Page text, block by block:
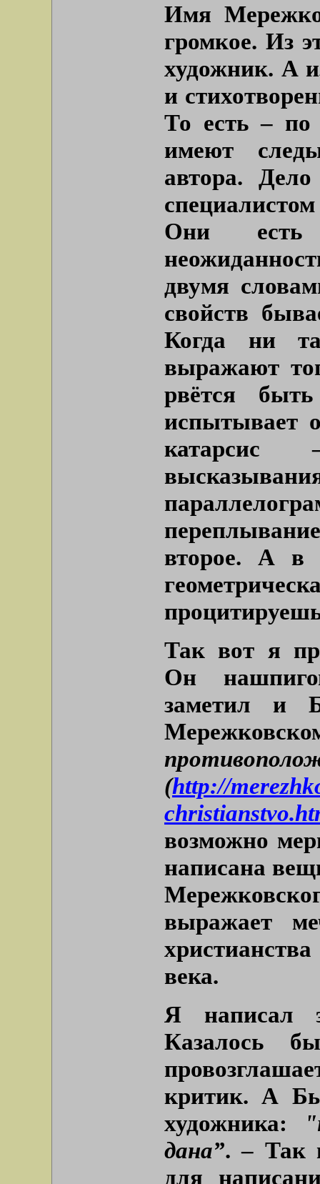
Имя
громкое. Из
художник. А
и
То есть –
имеют
автора.
Они есть
двумя
свойств
Когда ни
выражают
рвётся
испытывает
катарсис
второе. А в
Так вот я
Он
заметил и
(http://
возможно
написана
выражает
века.
Я написал
Казалось
критик. А
художника:
дана”. – Так
для